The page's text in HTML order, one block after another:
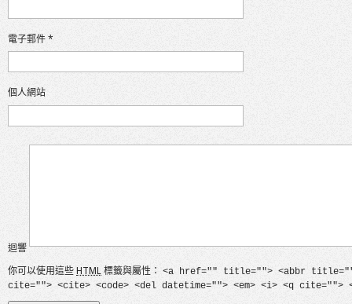
電子郵件 *
個人網站
迴響
你可以使用這些 HTML 標籤與屬性： <a href="" title=""> <abbr
cite=""> <cite> <code> <del datetime=""> <em> <i> <q cite="">